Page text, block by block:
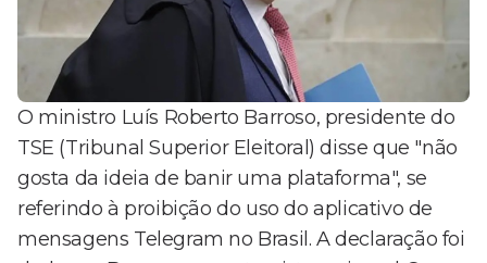
O ministro Luís Roberto Barroso, presidente do
TSE (Tribunal Superior Eleitoral) disse que "não
gosta da ideia de banir uma plataforma", se
referindo à proibição do uso do aplicativo de
mensagens Telegram no Brasil. A declaração foi